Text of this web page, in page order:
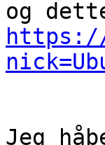
https://
Jeg